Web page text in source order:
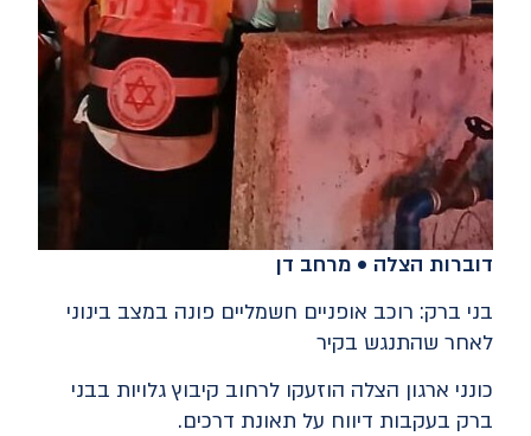
דוברות הצלה • מרחב דן
בני ברק: רוכב אופניים חשמליים פונה במצב בינוני
לאחר שהתנגש בקיר
כונני ארגון הצלה הוזעקו לרחוב קיבוץ גלויות בבני
ברק בעקבות דיווח על תאונת דרכים.